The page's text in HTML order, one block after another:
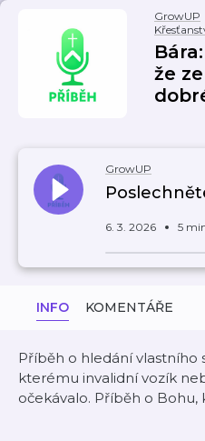
GrowUP
že
GrowUP
6. 3. 2026 5
INFO KOMENTÁŘE
Příběh o hledání vlastního
kterému invalidní vozík
očekávalo. Příběh o Bohu,